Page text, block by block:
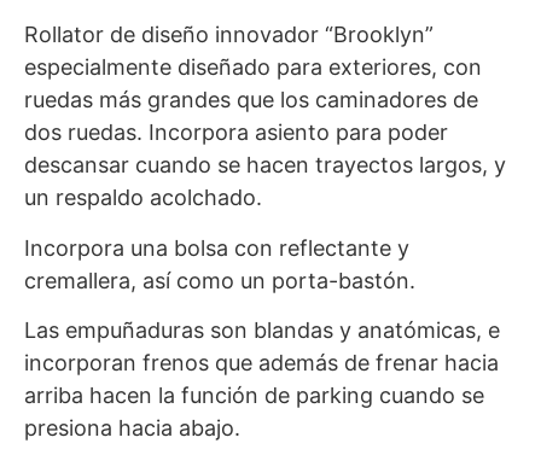
Rollator de diseño innovador “Brooklyn”
especialmente diseñado para exteriores, con
ruedas más grandes que los caminadores de
dos ruedas. Incorpora asiento para poder
descansar cuando se hacen trayectos largos, y
un respaldo acolchado.
Incorpora una bolsa con reflectante y
cremallera, así como un porta-bastón.
Las empuñaduras son blandas y anatómicas, e
incorporan frenos que además de frenar hacia
arriba hacen la función de parking cuando se
presiona hacia abajo.